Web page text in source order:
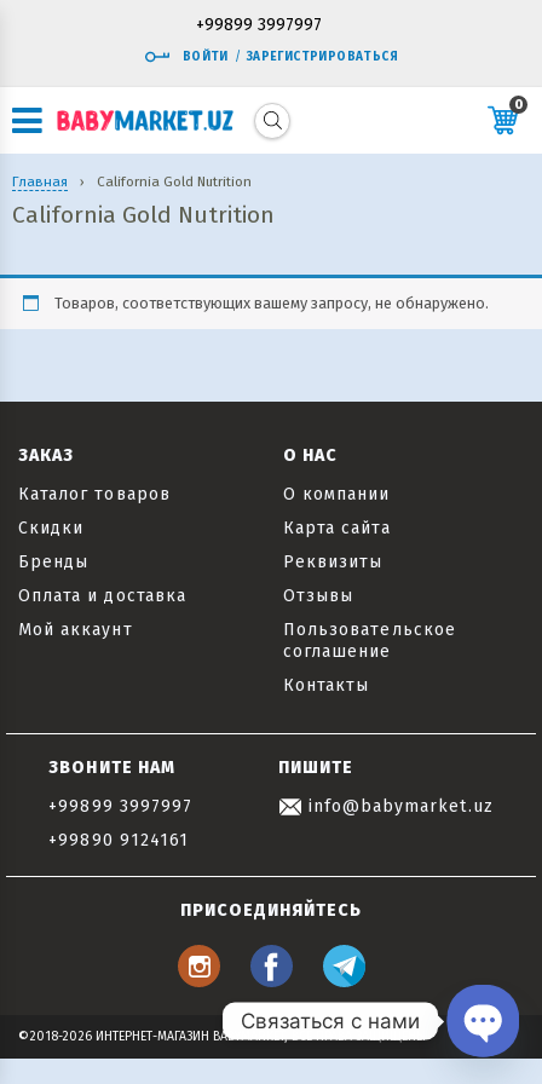
+99899 3997997
ВОЙТИ / ЗАРЕГИСТРИРОВАТЬСЯ
0
Главная › California Gold Nutrition
California Gold Nutrition
Товаров, соответствующих вашему запросу, не обнаружено.
ЗАКАЗ
Каталог товаров
Скидки
Бренды
Оплата и доставка
Мой аккаунт
О НАС
О компании
Карта сайта
Реквизиты
Отзывы
Пользовательское
соглашение
Контакты
ЗВОНИТЕ НАМ
+99899 3997997
+99890 9124161
ПИШИТЕ
info@babymarket.uz
ПРИСОЕДИНЯЙТЕСЬ
©2018-2026 ИНТЕРНЕТ-МАГАЗИН BABYMARKET, ВСЕ ПРАВА ЗАЩИЩЕНЫ
Связаться с нами
Open